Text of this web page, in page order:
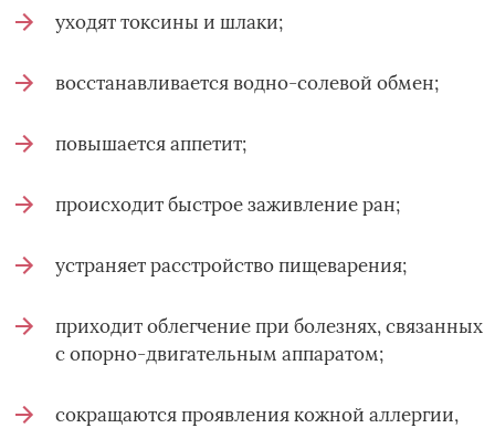
уходят токсины и шлаки;
восстанавливается водно-солевой обмен;
повышается аппетит;
происходит быстрое заживление ран;
устраняет расстройство пищеварения;
приходит облегчение при болезнях, связанных
с опорно-двигательным аппаратом;
сокращаются проявления кожной аллергии,